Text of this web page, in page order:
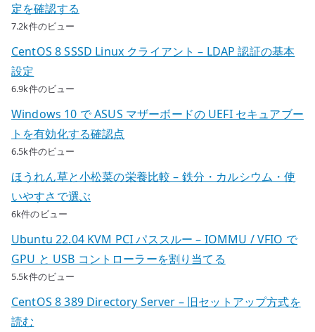
定を確認する
7.2k件のビュー
CentOS 8 SSSD Linux クライアント – LDAP 認証の基本
設定
6.9k件のビュー
Windows 10 で ASUS マザーボードの UEFI セキュアブー
トを有効化する確認点
6.5k件のビュー
ほうれん草と小松菜の栄養比較 – 鉄分・カルシウム・使
いやすさで選ぶ
6k件のビュー
Ubuntu 22.04 KVM PCI パススルー – IOMMU / VFIO で
GPU と USB コントローラーを割り当てる
5.5k件のビュー
CentOS 8 389 Directory Server – 旧セットアップ方式を
読む